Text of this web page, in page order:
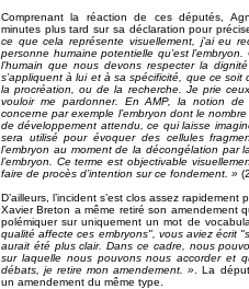
Comprenant la réaction de ces députés,
minutes plus tard sur sa déclaration pour
ce que cela représente visuellement, j’ai eu
personne humaine potentielle qu’est
l’humain que nous devons respecter la
s’appliquent à lui et à sa spécificité, que ce soit
la procréation, ou de la recherche. Je prie
vouloir me pardonner. En AMP, la notion
concerne par exemple l’embryon dont le
de développement attendu, ce qui laisse
sera utilisé pour évoquer des cellules
l’embryon au moment de la décongélation
l’embryon. Ce terme est objectivable
faire de procès d’intention sur ce fondement. »
D’ailleurs, l’incident s’est clos assez
Xavier Breton a même retiré son amendement
polémiquer sur uniquement un mot de
qualité affecte ces embryons", vous aviez écrit
aurait été plus clair. Dans ce cadre, nous
sur laquelle nous pouvons nous accorder et
débats, je retire mon amendement. »
. La
un amendement du même type.